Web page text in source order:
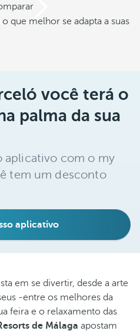
que melhor se adapta a suas
você terá o
palma da sua
aplicativo com o my
tem um desconto
aplicativo
em se divertir, desde a arte
-entre os melhores da
feira e o relaxamento das
de Málaga apostam